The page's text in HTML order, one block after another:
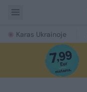
Karas Ukrainoje